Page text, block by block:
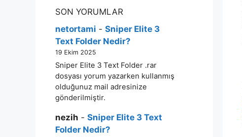
SON YORUMLAR
netortami - Sniper Elite 3
Text Folder Nedir?
19 Ekim 2025
Sniper Elite 3 Text Folder .rar
dosyası yorum yazarken kullanmış
olduğunuz mail adresinize
gönderilmiştir.
nezih - Sniper Elite 3 Text
Folder Nedir?